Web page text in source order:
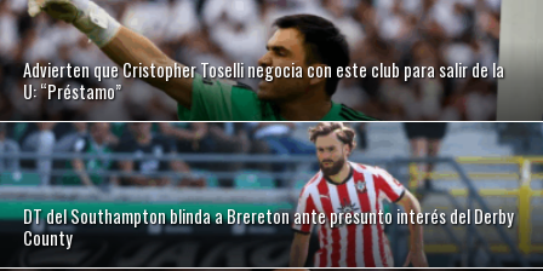
Advierten que Cristopher Toselli negocia con este club para salir de la
U: “Préstamo”
DT del Southampton blinda a Brereton ante presunto interés del Derby
County